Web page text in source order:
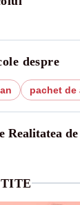
despre
pachet de
Realitatea